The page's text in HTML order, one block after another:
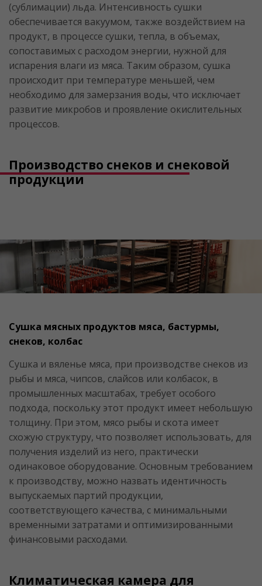
(сублимации) льда. Интенсивность сушки
обеспечивается вакуумом, также воздействием на
продукт, в процессе сушки, тепла, в объемах,
сопоставимых с расходом энергии, нужной для
испарения влаги из мяса. Таким образом, сушка
происходит при температуре меньшей, чем
необходимо для замерзания воды, что исключает
развитие микробов и проявление окислительных
процессов.
Производство снеков и снековой
продукции
Сушка мясных продуктов мяса, бастурмы,
снеков, колбас
Сушка и вяленье мяса, при производстве снеков из
рыбы и мяса, чипсов, слайсов или колбасок, в
промышленных масштабах, требует особого
подхода, поскольку этот продукт имеет небольшую
толщину. При этом, мясо рыбы и скота имеет
схожую структуру, что позволяет использовать, для
получения изделий из него, практически
одинаковое оборудование. Основным требованием
к производству, можно назвать идентичность
выпускаемых партий продукции,
соответствующего качества, с минимальными
временными затратами и оптимизированными
финансовыми расходами.
Климатическая камера для